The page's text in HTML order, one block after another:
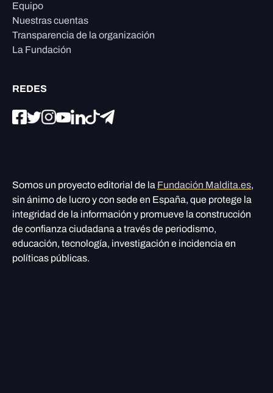
Equipo
Nuestras cuentas
Transparencia de la organización
La Fundación
REDES
Somos un proyecto editorial de la Fundación Maldita.es,
sin ánimo de lucro y con sede en España, que protege la
integridad de la información y promueve la construcción
de confianza ciudadana a través de periodismo,
educación, tecnología, investigación e incidencia en
políticas públicas.